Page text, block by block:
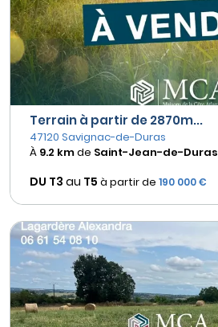
Terrain à partir de 2870m...
47120 Savignac-de-Duras
À 9.2 kmde Saint-Jean-de-Duras
DU T3 au T5 à partir de 190 000 €